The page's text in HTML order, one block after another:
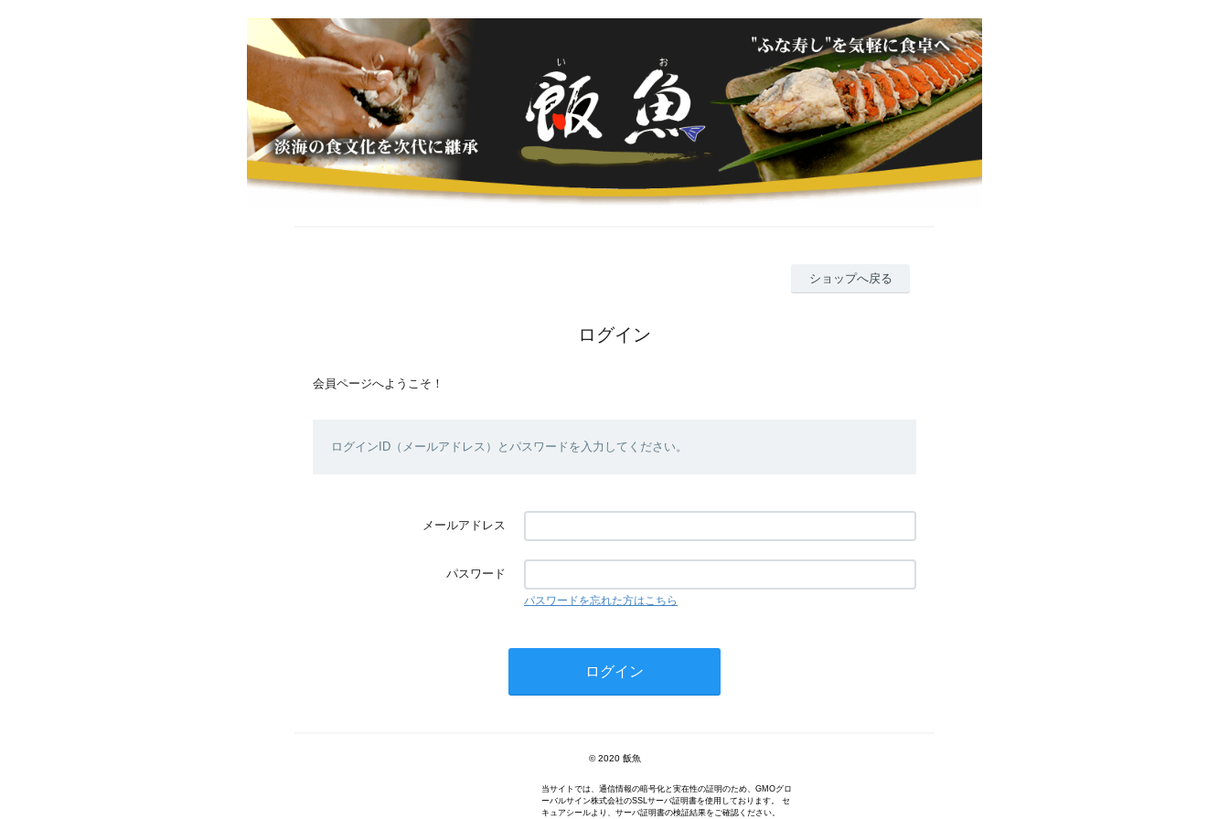
ショップへ戻る
ログイン
会員ページへようこそ！
ログインID（メールアドレス）とパスワードを入力してください。
メールアドレス
パスワード
パスワードを忘れた方はこちら
© 2020 飯魚
当サイトでは、通信情報の暗号化と実在性の証明のため、GMOグロ
ーバルサイン株式会社のSSLサーバ証明書を使用しております。 セ
キュアシールより、サーバ証明書の検証結果をご確認ください。